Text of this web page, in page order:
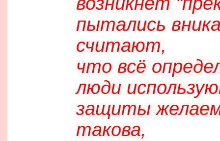
пытались
считают,
что всё
люди
защиты
такова,